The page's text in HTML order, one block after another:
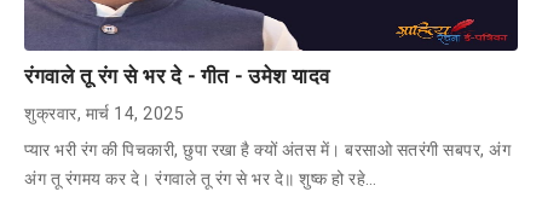
रंगवाले तू रंग से भर दे - गीत - उमेश यादव
शुक्रवार, मार्च 14, 2025
प्यार भरी रंग की पिचकारी, छुपा रखा है क्यों अंतस में। बरसाओ सतरंगी सबपर, अंग
अंग तू रंगमय कर दे। रंगवाले तू रंग से भर दे॥ शुष्क हो रहे…